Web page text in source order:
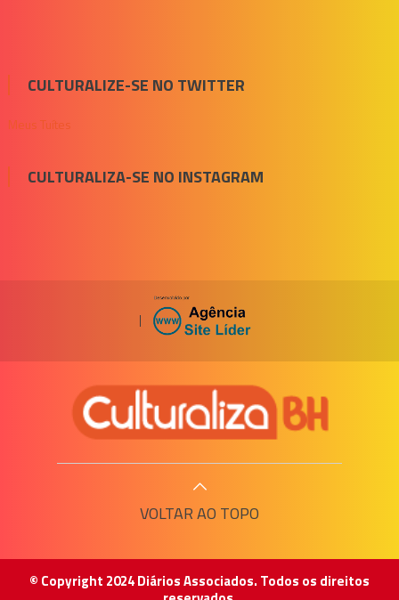
CULTURALIZE-SE NO TWITTER
Meus Tuítes
CULTURALIZA-SE NO INSTAGRAM
|
VOLTAR AO TOPO
© Copyright 2024 Diários Associados. Todos os direitos